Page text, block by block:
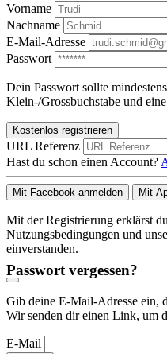
Vorname
Nachname
E-Mail-Adresse
Passwort
Dein Passwort sollte
Klein-/Grossbuchstabe und
Kostenlos registrieren
URL Referenz
Hast du schon einen Account?
Mit Facebook anmelden Mit
Mit der Registrierung erklärst
Nutzungsbedingungen und
einverstanden.
Passwort vergessen?
Gib deine E-Mail-Adresse ein,
Wir senden dir einen Link, um
E-Mail